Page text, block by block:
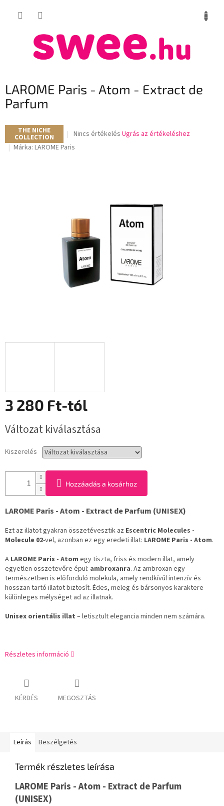
KOSÁR
LAROME Paris - Atom - Extract de
Parfum
THE NICHE
COLLECTION
A
átlagos
Nincs értékelés Ugrás az értékeléshez
Márka: LAROME Paris
3 280 Ft-tól
Változat kiválasztása
Kiszerelés
Hozzáadás a kosárhoz
LAROME Paris - Atom - Extract de Parfum (UNISEX)
Ezt az illatot gyakran összetévesztik az Escentric Molecules -
Molecule 02-vel, azonban ez egy eredeti illat: LAROME Paris - Atom.
A LAROME Paris - Atom egy tiszta, friss és modern illat, amely
egyetlen összetevőre épül: ambroxanra. Az ambroxan egy
természetben is előforduló molekula, amely rendkívül intenzív és
hosszan tartó illatot biztosít. Édes, meleg és bársonyos karaktere
különleges mélységet ad az illatnak.
Unisex orientális illat – letisztult elegancia minden nem számára.
Részletes információ
KÉRDÉS MEGOSZTÁS
Leírás Beszélgetés
Termék részletes leírása
LAROME Paris - Atom - Extract de Parfum
(UNISEX)